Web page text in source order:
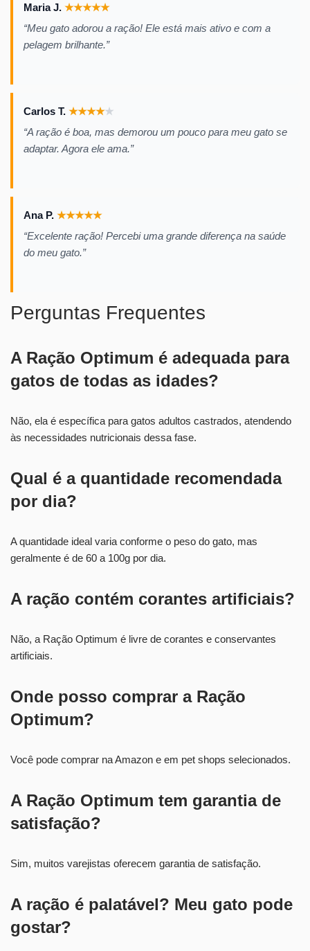
Maria J. ★★★★★
“Meu gato adorou a ração! Ele está mais ativo e com a
pelagem brilhante.”
Carlos T. ★★★★★
“A ração é boa, mas demorou um pouco para meu gato se
adaptar. Agora ele ama.”
Ana P. ★★★★★
“Excelente ração! Percebi uma grande diferença na saúde
do meu gato.”
Perguntas Frequentes
A Ração Optimum é adequada para
gatos de todas as idades?
Não, ela é específica para gatos adultos castrados, atendendo
às necessidades nutricionais dessa fase.
Qual é a quantidade recomendada
por dia?
A quantidade ideal varia conforme o peso do gato, mas
geralmente é de 60 a 100g por dia.
A ração contém corantes artificiais?
Não, a Ração Optimum é livre de corantes e conservantes
artificiais.
Onde posso comprar a Ração
Optimum?
Você pode comprar na Amazon e em pet shops selecionados.
A Ração Optimum tem garantia de
satisfação?
Sim, muitos varejistas oferecem garantia de satisfação.
A ração é palatável? Meu gato pode
gostar?